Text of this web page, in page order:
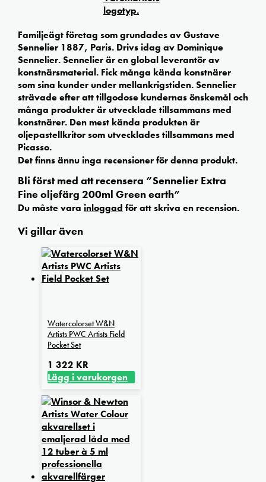
Familjeägt företag som grundades av Gustave
Sennelier 1887, Paris. Drivs idag av Dominique
Sennelier. Sennelier är en global leverantör av
konstnärsmaterial. Fick många kända konstnärer
som sina kunder under mellankrigstiden. Sennelier
strävade efter att tillgodose kundernas önskemål och
många produkter är utvecklade tillsammans med
konstnärer. Den mest kända produkten är
oljepastellkritor som utvecklades tillsammans med
Picasso.
Det finns ännu inga recensioner för denna produkt.
Bli först med att recensera ”Sennelier Extra
Fine oljefärg 200ml Green earth”
Du måste vara inloggad för att skriva en recension.
Vi gillar även
Watercolorset W&N
Artists PWC Artists Field
Pocket Set
1 322 KR
Lägg i varukorgen